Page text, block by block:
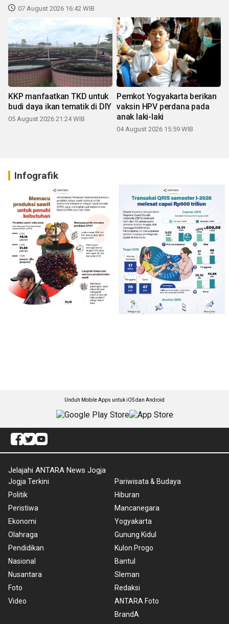
07 August 2026 16:42 WIB
KKP manfaatkan TKD untuk
budi daya ikan tematik di DIY
05 August 2026 21:24 WIB
Pemkot Yogyakarta berikan
vaksin HPV perdana pada
anak laki-laki
04 August 2026 15:59 WIB
Infografik
Unduh Mobile Apps untuk iOS dan Android
Jelajahi ANTARA News Jogja
Jogja Terkini
Politik
Peristiwa
Ekonomi
Olahraga
Pendidikan
Nasional
Nusantara
Foto
Video
Pariwisata & Budaya
Hiburan
Mancanegara
Yogyakarta
Gunung Kidul
Kulon Progo
Bantul
Sleman
Redaksi
ANTARA Foto
BrandA